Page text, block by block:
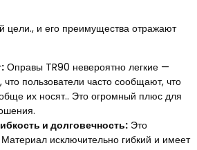
цели., и его преимущества отражают
Оправы TR90 невероятно легкие —
что пользователи часто сообщают, что
их носят.. Это огромный плюс для
и долговечность: Это
исключительно гибкий и имеет